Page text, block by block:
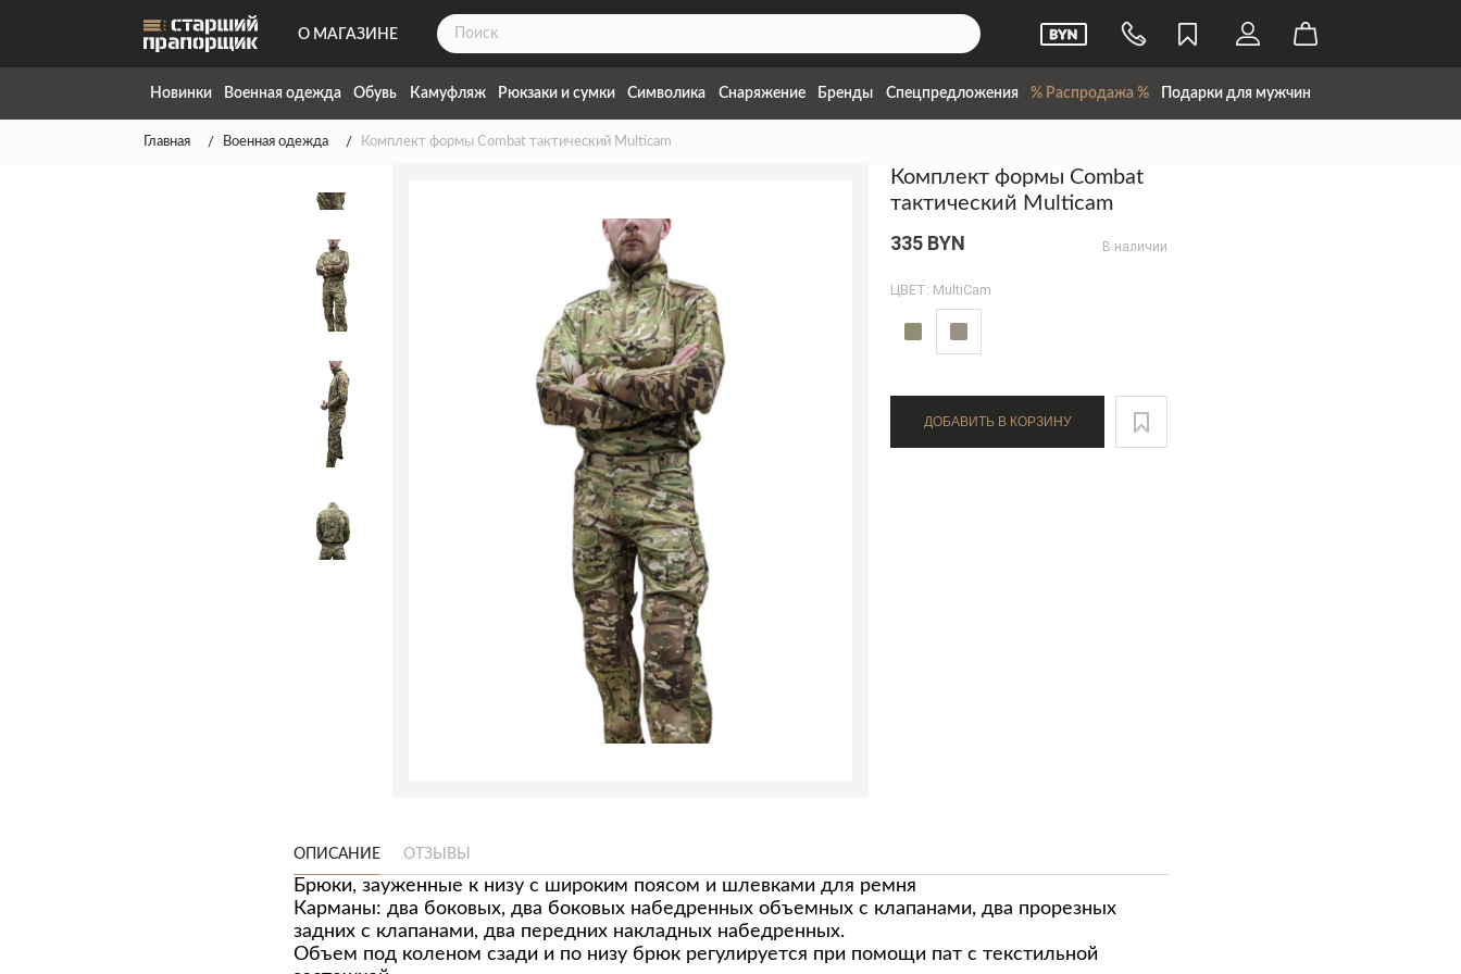
О МАГАЗИНЕ
ДОСТАВКА
ГАРАНТИЯ
СПОСОБЫ ОПЛАТЫ
Новинки Военная одежда Обувь Камуфляж Рюкзаки и сумки Символика Снаряжение Бренды Спецпредложения % Распродажа % Подарки для мужчин
Главная Военная одежда Комплект формы Combat тактический Multicam
Комплект формы Combat
тактический Multicam
335 BYN В наличии
ЦВЕТ: MultiCam
ДОБАВИТЬ В КОРЗИНУ
ОПИСАНИЕ ОТЗЫВЫ
Брюки, зауженные к низу с широким поясом и шлевками для ремня
Карманы: два боковых, два боковых набедренных объемных с клапанами, два прорезных
задних с клапанами, два передних накладных набедренных.
Объем под коленом сзади и по низу брюк регулируется при помощи пат с текстильной